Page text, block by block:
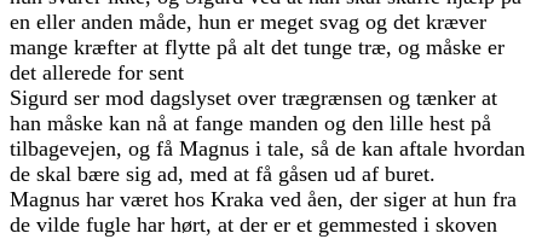
en eller anden måde, hun er meget svag og det kræver
mange kræfter at flytte på alt det tunge træ, og måske er
det allerede for sent
Sigurd ser mod dagslyset over trægrænsen og tænker at
han måske kan nå at fange manden og den lille hest på
tilbagevejen, og få Magnus i tale, så de kan aftale hvordan
de skal bære sig ad, med at få gåsen ud af buret.
Magnus har været hos Kraka ved åen, der siger at hun fra
de vilde fugle har hørt, at der er et gemmested i skoven